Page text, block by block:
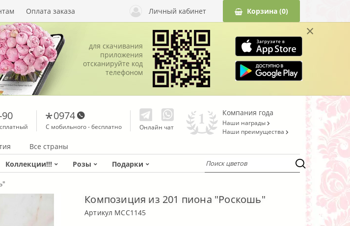
×
для скачивания
приложения
отсканируйте код
телефоном
Оплата заказа Личный кабинет Корзина(0)
0974
С мобильного - бесплатно Онлайн чат
Компания года
Наши награды
Наши преимущества
Все страны
Коллекции!!! Розы Подарки
Композиция из 201 пиона "Роскошь"
Артикул MCC1145